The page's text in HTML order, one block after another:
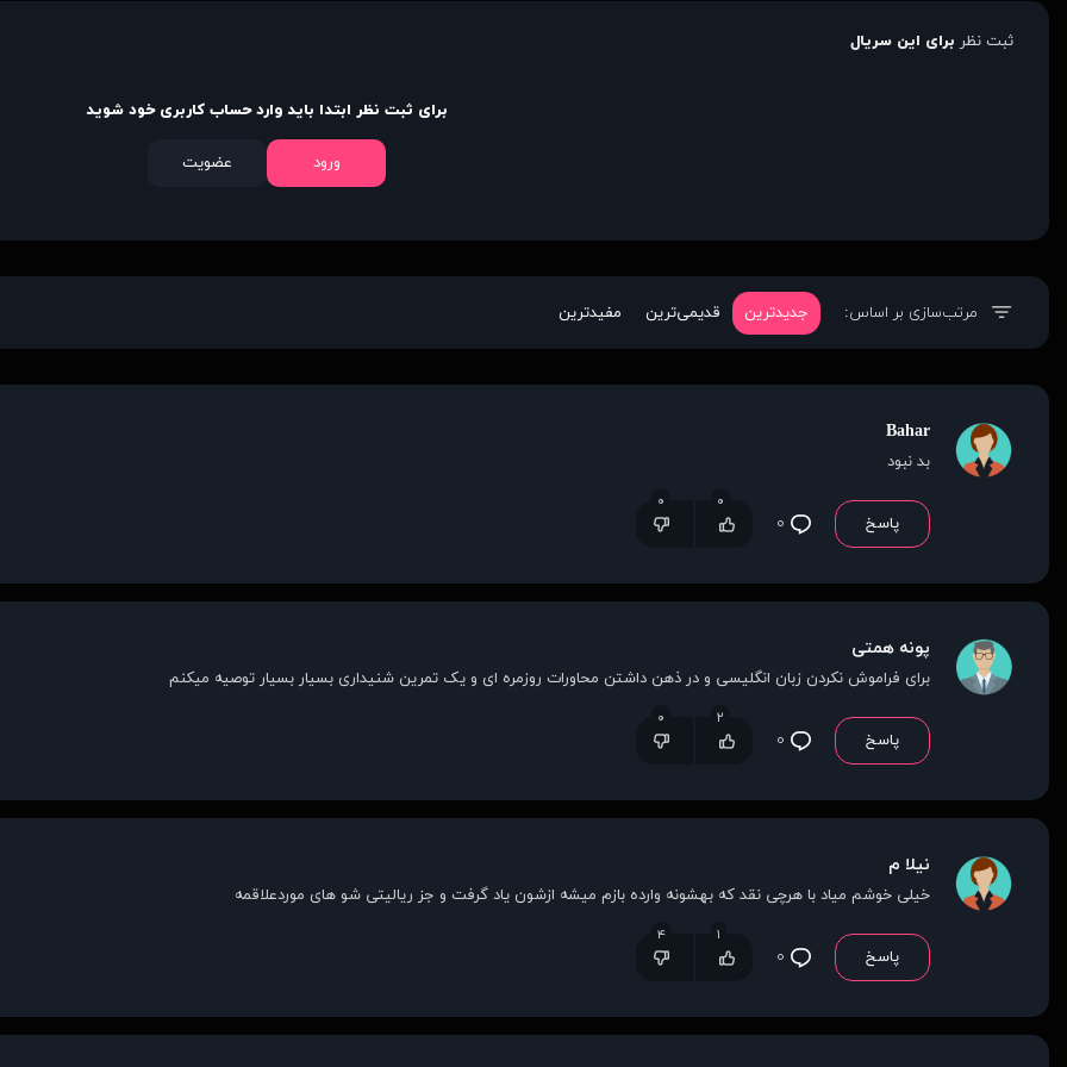
ثبت نظر برای این سریال
برای ثبت نظر ابتدا باید وارد حساب کاربری خود شوید
ورود عضویت
مرتب‌سازی بر اساس: جدیدترین قدیمی‌ترین مفیدترین
Bahar
بد نبود
پاسخ ۰
۰ ۰
پونه همتی
برای فراموش نکردن زبان انگلیسی و در ذهن داشتن محاورات روزمره ای و یک تمرین شنیداری بسیار بسیار توصیه میکنم
پاسخ ۰
۲ ۰
نیلا م
خیلی خوشم میاد با هرچی نقد که بهشونه وارده بازم میشه ازشون یاد گرفت و جز ریالیتی شو های موردعلاقمه
پاسخ ۰
۱ ۴